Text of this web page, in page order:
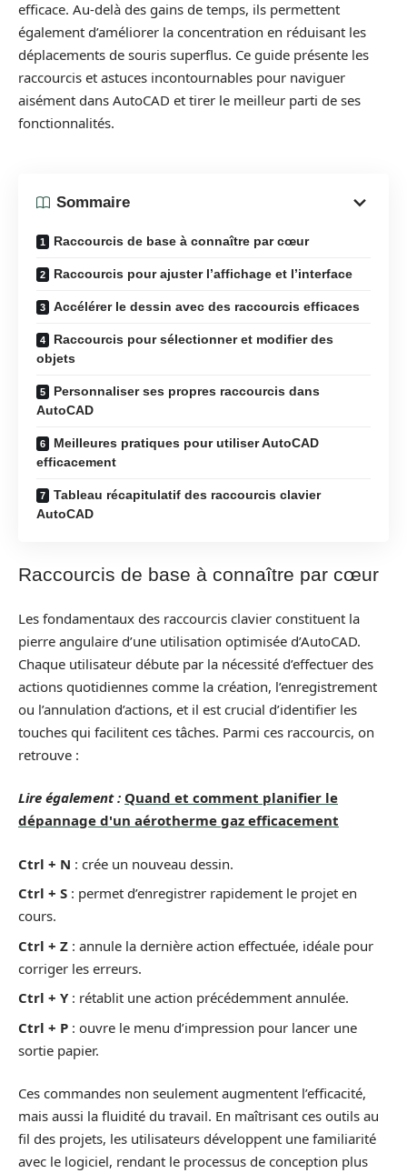
efficace. Au-delà des gains de temps, ils permettent
également d’améliorer la concentration en réduisant les
déplacements de souris superflus. Ce guide présente les
raccourcis et astuces incontournables pour naviguer
aisément dans AutoCAD et tirer le meilleur parti de ses
fonctionnalités.
Sommaire
Raccourcis de base à connaître par cœur
Raccourcis pour ajuster l’affichage et l’interface
Accélérer le dessin avec des raccourcis efficaces
Raccourcis pour sélectionner et modifier des
objets
Personnaliser ses propres raccourcis dans
AutoCAD
Meilleures pratiques pour utiliser AutoCAD
efficacement
Tableau récapitulatif des raccourcis clavier
AutoCAD
Raccourcis de base à connaître par cœur
Les fondamentaux des raccourcis clavier constituent la
pierre angulaire d’une utilisation optimisée d’AutoCAD.
Chaque utilisateur débute par la nécessité d’effectuer des
actions quotidiennes comme la création, l’enregistrement
ou l’annulation d’actions, et il est crucial d’identifier les
touches qui facilitent ces tâches. Parmi ces raccourcis, on
retrouve :
Lire également : Quand et comment planifier le
dépannage d'un aérotherme gaz efficacement
Ctrl + N : crée un nouveau dessin.
Ctrl + S : permet d’enregistrer rapidement le projet en
cours.
Ctrl + Z : annule la dernière action effectuée, idéale pour
corriger les erreurs.
Ctrl + Y: rétablit une action précédemment annulée.
Ctrl + P : ouvre le menu d’impression pour lancer une
sortie papier.
Ces commandes non seulement augmentent l’efficacité,
mais aussi la fluidité du travail. En maîtrisant ces outils au
fil des projets, les utilisateurs développent une familiarité
avec le logiciel, rendant le processus de conception plus